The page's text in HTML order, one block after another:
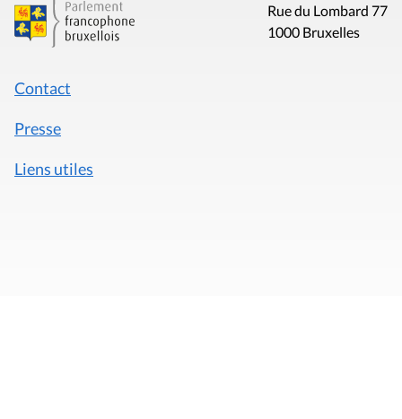
Rue du Lombard 77
1000 Bruxelles
Contact
Presse
Liens utiles